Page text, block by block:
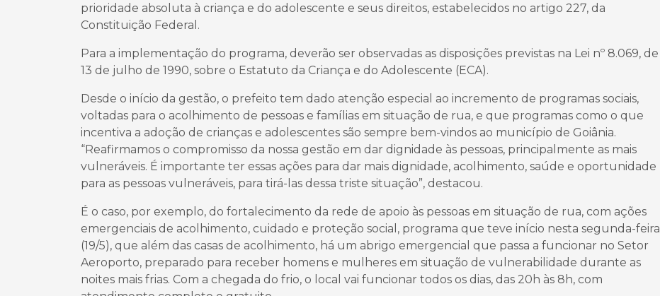
prioridade absoluta à criança e do adolescente e seus direitos, estabelecidos no artigo 227, da
Constituição Federal.
Para a implementação do programa, deverão ser observadas as disposições previstas na Lei nº 8.069, de
13 de julho de 1990, sobre o Estatuto da Criança e do Adolescente (ECA).
Desde o início da gestão, o prefeito tem dado atenção especial ao incremento de programas sociais,
voltadas para o acolhimento de pessoas e famílias em situação de rua, e que programas como o que
incentiva a adoção de crianças e adolescentes são sempre bem-vindos ao município de Goiânia.
“Reafirmamos o compromisso da nossa gestão em dar dignidade às pessoas, principalmente as mais
vulneráveis. É importante ter essas ações para dar mais dignidade, acolhimento, saúde e oportunidade
para as pessoas vulneráveis, para tirá-las dessa triste situação”, destacou.
É o caso, por exemplo, do fortalecimento da rede de apoio às pessoas em situação de rua, com ações
emergenciais de acolhimento, cuidado e proteção social, programa que teve início nesta segunda-feira
(19/5), que além das casas de acolhimento, há um abrigo emergencial que passa a funcionar no Setor
Aeroporto, preparado para receber homens e mulheres em situação de vulnerabilidade durante as
noites mais frias. Com a chegada do frio, o local vai funcionar todos os dias, das 20h às 8h, com